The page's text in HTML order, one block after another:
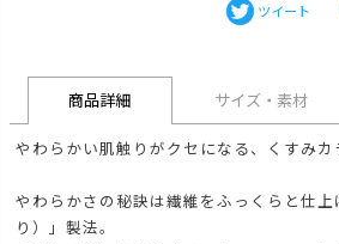
ツイート
商品詳細 サイズ・素材
やわらかい肌触りがクセになる、くすみカ
やわらかさの秘訣は繊維をふっくらと仕上
り）」製法。